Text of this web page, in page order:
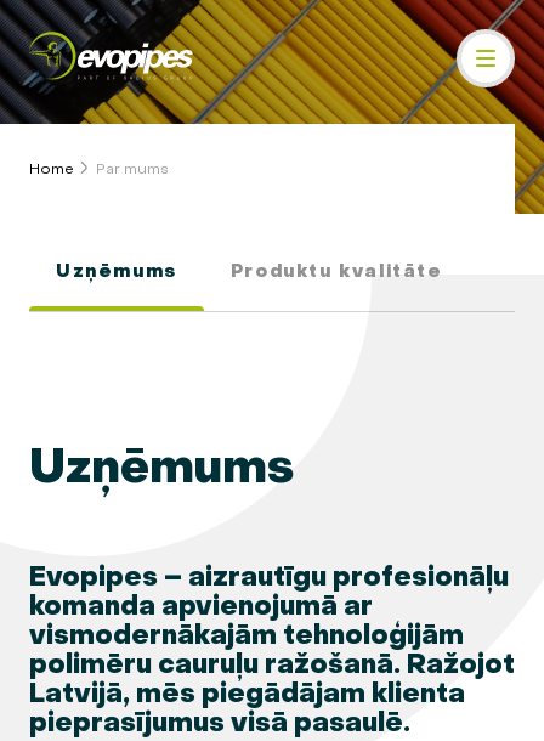
Home Par mums
Uzņēmums Produktu kvalitāte
Uzņēmums
Evopipes – aizrautīgu profesionāļu
komanda apvienojumā ar
vismodernākajām tehnoloģijām
polimēru cauruļu ražošanā. Ražojot
Latvijā, mēs piegādājam klienta
pieprasījumus visā pasaulē.